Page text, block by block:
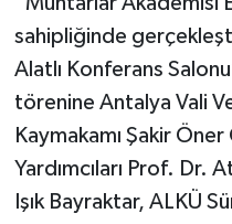
sahipliğinde
Alatlı Konferans
törenine Antalya Vali
Kaymakamı Şakir
Yardımcıları Prof. Dr.
Işık Bayraktar, ALKÜ